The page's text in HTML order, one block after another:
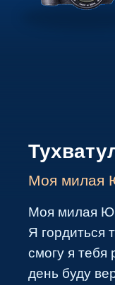
Моя милая
Моя милая
Я гордиться
смогу я тебя
день буду